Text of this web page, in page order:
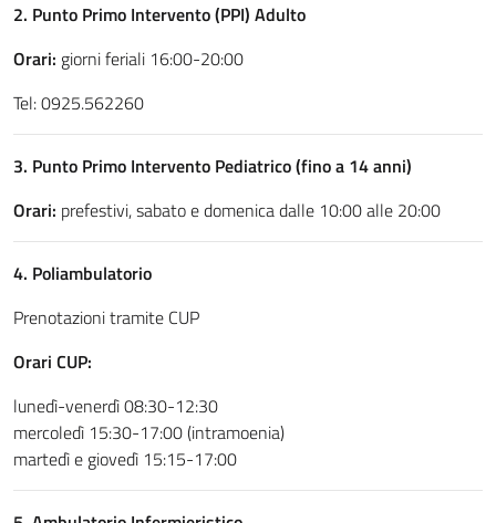
2. Punto Primo Intervento (PPI) Adulto
Orari: giorni feriali 16:00-20:00
Tel: 0925.562260
3. Punto Primo Intervento Pediatrico (fino a 14 anni)
Orari: prefestivi, sabato e domenica dalle 10:00 alle 20:00
4. Poliambulatorio
Prenotazioni tramite CUP
Orari CUP:
lunedì-venerdì 08:30-12:30
mercoledì 15:30-17:00 (intramoenia)
martedì e giovedì 15:15-17:00